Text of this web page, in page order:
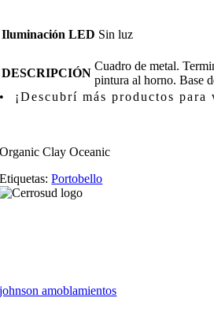
Iluminación LED Sin luz
DESCRIPCIÓN
Cuadro de metal.
pintura al horno. Base
• ¡Descubrí más productos para
Organic Clay Oceanic
Etiquetas:Portobello
johnson amoblamientos